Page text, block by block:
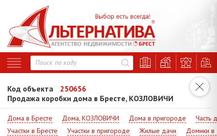
Код объекта
250656
Продажа коробки дома в Бресте, КОЗЛОВИЧИ
Дома в Бресте Дома, КОЗЛОВИЧИ Дома в пригороде
Часть
Участки в Бресте
Участки в пригороде Жилые дачи Домики в